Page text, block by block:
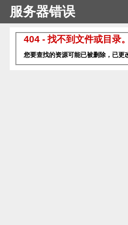
服务器错误
404 - 找不到文件或目录。
您要查找的资源可能已被删除，已更